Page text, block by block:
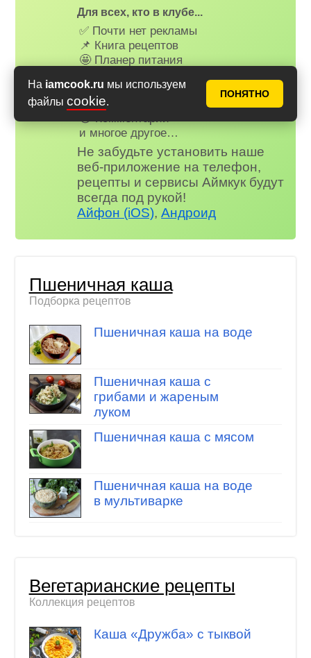
На iamcook.ru мы используем
файлы cookie.
ПОНЯТНО
Для всех, кто в клубе...
✅ Почти нет рекламы
📌 Книга рецептов
🤩 Планер питания
😗 Страница профиля
😋 Фотоотчеты
и многое другое…
Не забудьте установить наше
веб-приложение на телефон,
рецепты и сервисы Аймкук будут
всегда под рукой!
Айфон (iOS),Андроид
Пшеничная каша
Подборка рецептов
Пшеничная каша на воде
Пшеничная каша с
грибами и жареным
луком
Пшеничная каша с мясом
Пшеничная каша на воде
в мультиварке
Вегетарианские рецепты
Коллекция рецептов
Каша «Дружба» с тыквой